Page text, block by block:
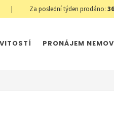
| Za poslední týden prodáno:36
PRONÁJEM